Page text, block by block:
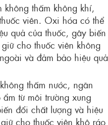
thấm không khí,
viên. Oxi hóa có thể
quả của thuốc, gây biến
cho thuốc viên không
và đảm bảo hiệu quả
thấm nước, ngăn
từ môi trường xung
đổi chất lượng và hiệu
cho thuốc viên khô ráo